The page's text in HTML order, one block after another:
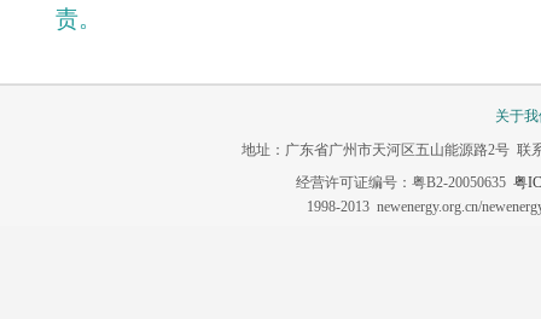
责。
关于
地址：广东省广州市天河区五山能源路2号 联
经营许可证编号：粤B2-20050635 粤
1998-2013 newenergy.org.cn/